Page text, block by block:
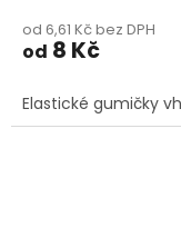
produktu
je
z
5
od 6,61 Kč bez DPH
od 8 Kč
Elastické gumičky